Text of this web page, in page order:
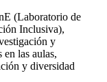
(Laboratorio de
Inclusiva),
y
en las aulas,
y diversidad